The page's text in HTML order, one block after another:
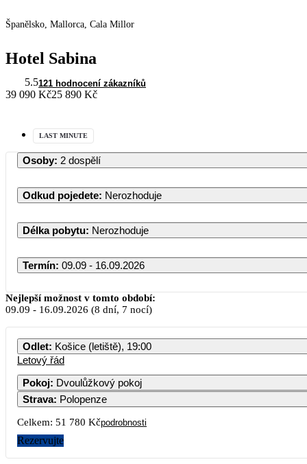
Španělsko, Mallorca, Cala Millor
Hotel Sabina
5.5121 hodnocení zákazníků
39 090 Kč25 890 Kč
LAST MINUTE
Osoby: 2 dospělí
Odkud pojedete: Nerozhoduje
Délka pobytu: Nerozhoduje
Termín: 09.09 - 16.09.2026
Nejlepší možnost v tomto období:
09.09 - 16.09.2026 (8 dní, 7 nocí)
Odlet: Košice (letiště), 19:00
Letový řád
Pokoj: Dvoulůžkový pokoj
Strava: Polopenze
Celkem: 51 780 Kčpodrobnosti
Rezervujte